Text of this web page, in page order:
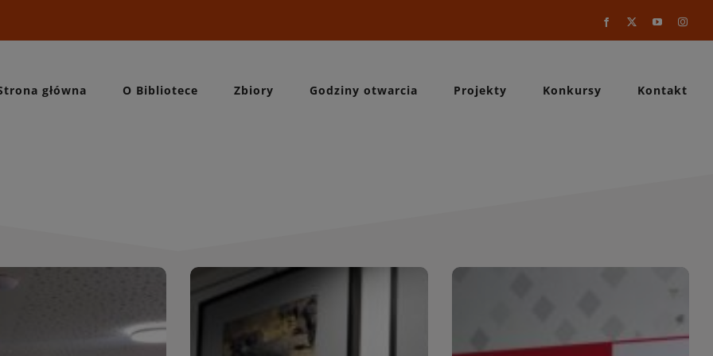
Facebook YouTube
główna O Bibliotece Zbiory Godziny otwarcia Projekty Konkursy Kontakt
Wydarzenia